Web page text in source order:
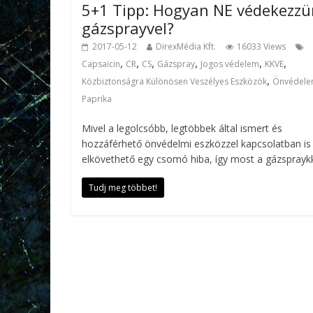
5+1 Tipp: Hogyan NE
gázsprayvel?
2017-05-12 DirexMédia Kft.
16033 Views
Capsaicin, CR, CS, Gázspray, Jogos védelem, KKVE,
Közbiztonságra Különösen Veszélyes Eszközök,
Paprika
Mivel a legolcsóbb, legtöbbek által ismert és
hozzáférhető önvédelmi eszközzel kapcsolatban is
elkövethető egy csomó hiba, így most a
Tudj meg többet!